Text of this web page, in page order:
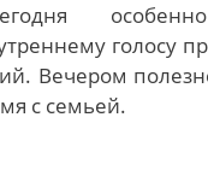
голосу
Вечером
с семьей.